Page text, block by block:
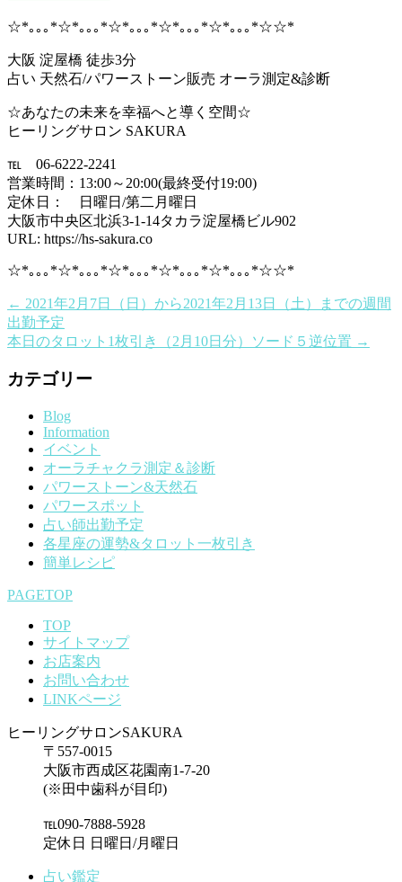
☆*｡｡｡*☆*｡｡｡*☆*｡｡｡*☆*｡｡｡*☆*｡｡｡*☆☆*
大阪 淀屋橋 徒歩3分
占い 天然石/パワーストーン販売 オーラ測定&診断
☆あなたの未来を幸福へと導く空間☆
ヒーリングサロン SAKURA
℡ 06-6222-2241
営業時間：13:00～20:00(最終受付19:00)
定休日： 日曜日/第二月曜日
大阪市中央区北浜3-1-14タカラ淀屋橋ビル902
URL: https://hs-sakura.co
☆*｡｡｡*☆*｡｡｡*☆*｡｡｡*☆*｡｡｡*☆*｡｡｡*☆☆*
← 2021年2月7日（日）から2021年2月13日（土）までの週間
出勤予定
本日のタロット1枚引き（2月10日分）ソード５逆位置 →
カテゴリー
Blog
Information
イベント
オーラチャクラ測定＆診断
パワーストーン&天然石
パワースポット
占い師出勤予定
各星座の運勢&タロット一枚引き
簡単レシピ
PAGETOP
TOP
サイトマップ
お店案内
お問い合わせ
LINKページ
ヒーリングサロンSAKURA
〒557-0015
大阪市西成区花園南1-7-20
(※田中歯科が目印)
℡090-7888-5928
定休日 日曜日/月曜日
占い鑑定